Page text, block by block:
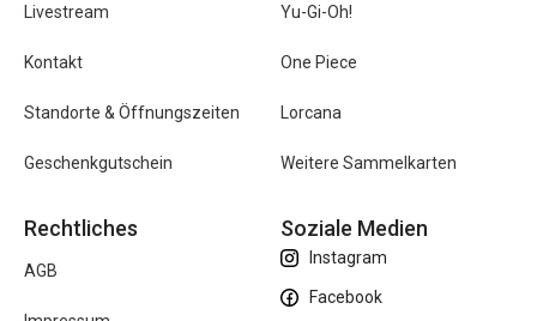
Livestream
Kontakt
Standorte & Öffnungszeiten
Geschenkgutschein
Yu-Gi-Oh!
One Piece
Lorcana
Weitere Sammelkarten
Rechtliches
AGB
Soziale Medien
Instagram
Facebook